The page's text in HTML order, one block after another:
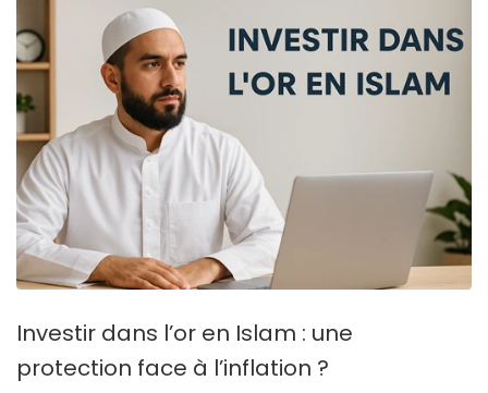
Investir dans l’or en Islam : une
protection face à l’inflation ?